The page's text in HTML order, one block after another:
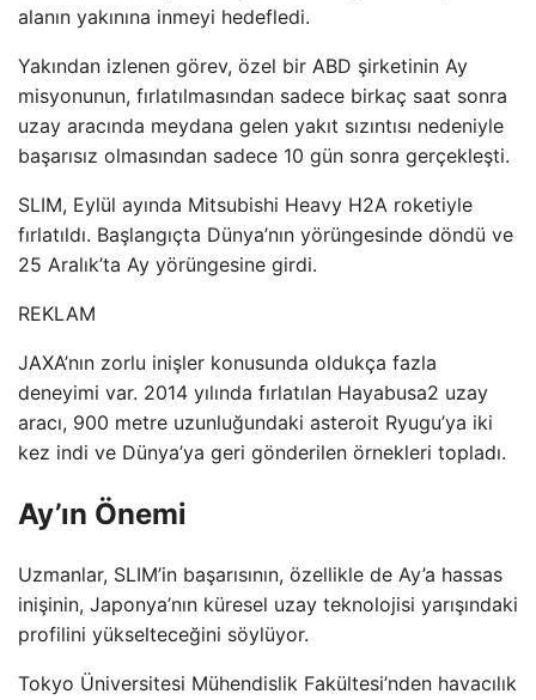
alanın yakınına inmeyi hedefledi.
Yakından izlenen görev, özel bir ABD şirketinin Ay
misyonunun, fırlatılmasından sadece birkaç saat sonra
uzay aracında meydana gelen yakıt sızıntısı nedeniyle
başarısız olmasından sadece 10 gün sonra gerçekleşti.
SLIM, Eylül ayında Mitsubishi Heavy H2A roketiyle
fırlatıldı. Başlangıçta Dünya’nın yörüngesinde döndü ve
25 Aralık’ta Ay yörüngesine girdi.
REKLAM
JAXA’nın zorlu inişler konusunda oldukça fazla
deneyimi var. 2014 yılında fırlatılan Hayabusa2 uzay
aracı, 900 metre uzunluğundaki asteroit Ryugu’ya iki
kez indi ve Dünya’ya geri gönderilen örnekleri topladı.
Ay’ın Önemi
Uzmanlar, SLIM’in başarısının, özellikle de Ay’a hassas
inişinin, Japonya’nın küresel uzay teknolojisi yarışındaki
profilini yükselteceğini söylüyor.
Tokyo Üniversitesi Mühendislik Fakültesi’nden havacılık